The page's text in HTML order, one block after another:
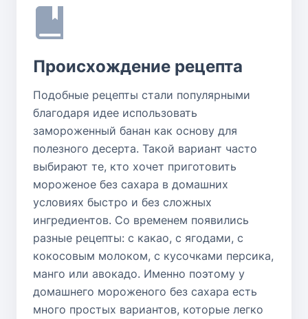
Происхождение рецепта
Подобные рецепты стали популярными
благодаря идее использовать
замороженный банан как основу для
полезного десерта. Такой вариант часто
выбирают те, кто хочет приготовить
мороженое без сахара в домашних
условиях быстро и без сложных
ингредиентов. Со временем появились
разные рецепты: с какао, с ягодами, с
кокосовым молоком, с кусочками персика,
манго или авокадо. Именно поэтому у
домашнего мороженого без сахара есть
много простых вариантов, которые легко